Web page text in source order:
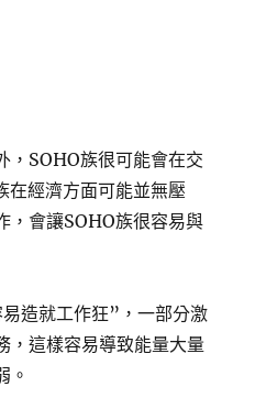
SOHO族很可能會在交
在經濟方面可能並無壓
，會讓SOHO族很容易與
造就工作狂”，一部分激
，這樣容易導致能量大量
。